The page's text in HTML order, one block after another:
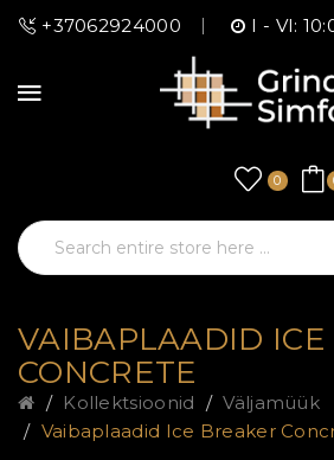
+37062924000 I - VI:
0
VAIBAPLAADID ICE
CONCRETE
Kollektsioonid
Väljamüük
Vaibaplaadid Ice Breaker